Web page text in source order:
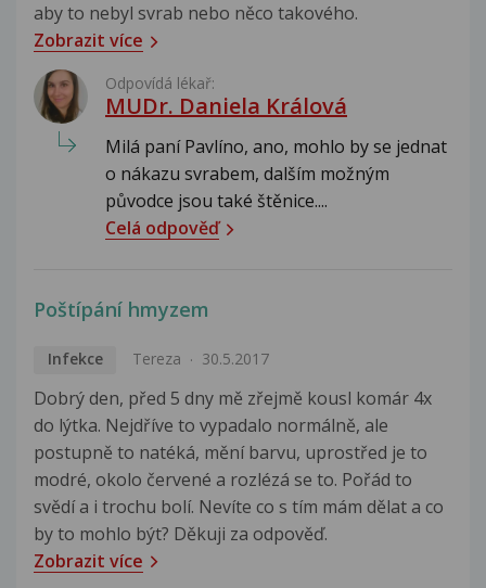
aby to nebyl svrab nebo něco takového.
Zobrazit více
Odpovídá lékař:
MUDr. Daniela Králová
Milá paní Pavlíno, ano, mohlo by se jednat
o nákazu svrabem, dalším možným
původce jsou také štěnice....
Celá odpověď
Poštípání hmyzem
Infekce Tereza 30.5.2017
Dobrý den, před 5 dny mě zřejmě kousl komár 4x
do lýtka. Nejdříve to vypadalo normálně, ale
postupně to natéká, mění barvu, uprostřed je to
modré, okolo červené a rozlézá se to. Pořád to
svědí a i trochu bolí. Nevíte co s tím mám dělat a co
by to mohlo být? Děkuji za odpověď.
Zobrazit více